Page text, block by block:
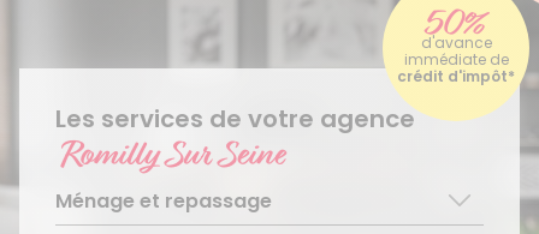
50%
d'avance
immédiate de
crédit d'impôt*
Les services de votre agence
Romilly Sur Seine
Ménage et repassage